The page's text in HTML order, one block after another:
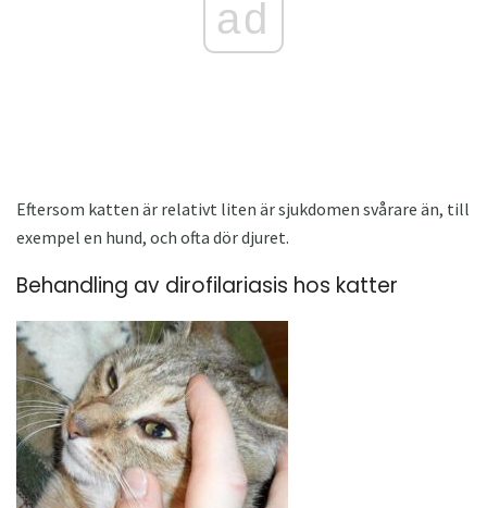
ad
Eftersom katten är relativt liten är sjukdomen svårare än, till
exempel en hund, och ofta dör djuret.
Behandling av dirofilariasis hos katter